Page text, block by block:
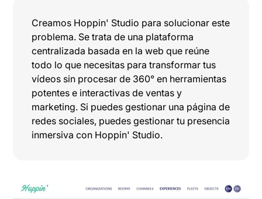
Creamos Hoppin' Studio para solucionar este
problema. Se trata de una plataforma
centralizada basada en la web que reúne
todo lo que necesitas para transformar tus
vídeos sin procesar de 360° en herramientas
potentes e interactivas de ventas y
marketing. Si puedes gestionar una página de
redes sociales, puedes gestionar tu presencia
inmersiva con Hoppin' Studio.